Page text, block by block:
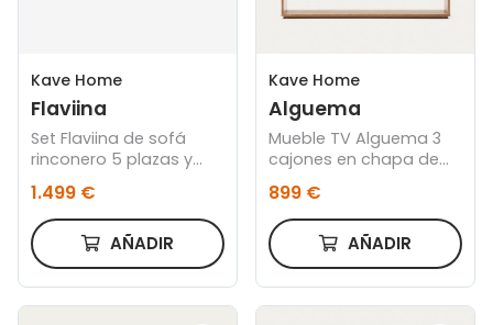
Kave Home
Flaviina
Set Flaviina de sofá
rinconero 5 plazas y
maciza acacia FSC
100%
1.499 €
AÑADIR
Kave Home
Alguema
Mueble TV Alguema 3
cajones en chapa de
natural 200 x 51 cm
899 €
AÑADIR